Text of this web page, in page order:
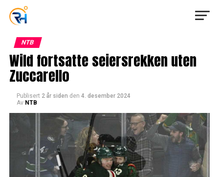
NTB
Wild fortsatte seiersrekken uten
Zuccarello
Publisert 2 år siden den 4. desember 2024
Av NTB